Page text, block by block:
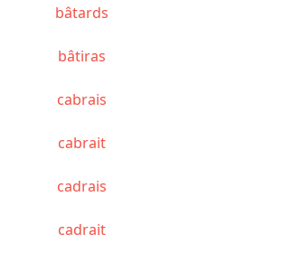
bâtards
bâtiras
cabrais
cabrait
cadrais
cadrait